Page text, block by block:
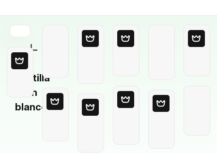
Plantilla
en
blanco